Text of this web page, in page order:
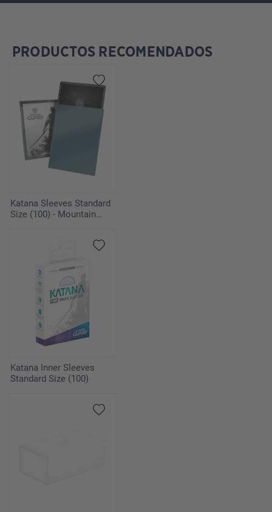
Omitir la galería de productos
PRODUCTOS RECOMENDADOS
Katana Sleeves Standard
Size (100) - Mountain
Katana Inner Sleeves
Standard Size (100)